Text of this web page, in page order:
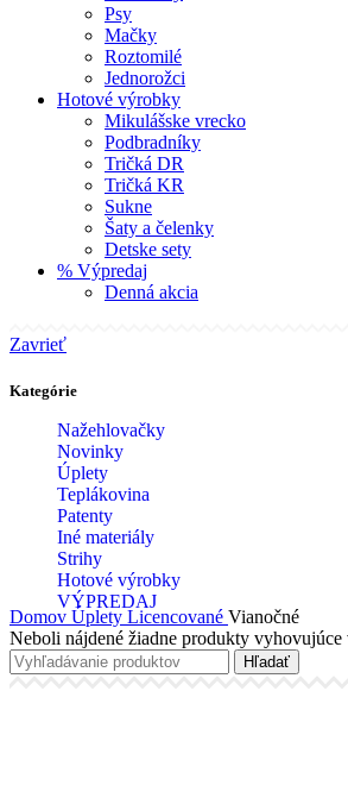
Psy
Mačky
Roztomilé
Jednorožci
Hotové výrobky
Mikulášske vrecko
Podbradníky
Tričká DR
Tričká KR
Sukne
Šaty a čelenky
Detske sety
% Výpredaj
Denná akcia
Zavrieť
Kategórie
Nažehlovačky
Novinky
Úplety
Teplákovina
Patenty
Iné materiály
Strihy
Hotové výrobky
VÝPREDAJ
Domov Úplety Licencované Vianočné
Neboli nájdené žiadne produkty vyhovujúce
Hľadať